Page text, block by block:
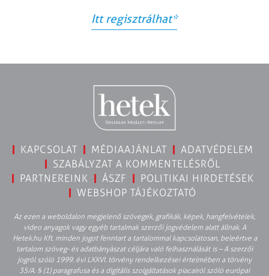
Itt regisztrálhat*
KAPCSOLAT MÉDIAAJÁNLAT
ADATVÉDELEM
SZABÁLYZAT A KOMMENTELÉSRŐL
PARTNEREINK
ÁSZF
POLITIKAI HIRDETÉSEK
WEBSHOP TÁJÉKOZTATÓ
Az ezen a weboldalon megjelenő szövegek, grafikák, képek, hangfelvételek,
video anyagok vagy egyéb tartalmak szerzői jogvédelem alatt állnak. A
Hetek.hu Kft. minden jogot fenntart a tartalommal kapcsolatosan, beleértve a
tartalom szöveg- és adatbányászat céljára való felhasználását is – A szerzői
jogról szóló 1999. évi LXXVI. törvény rendelkezései értelmében a törvény
35/A. § (1) paragrafusa és a digitális szolgáltatások piacairól szóló európai